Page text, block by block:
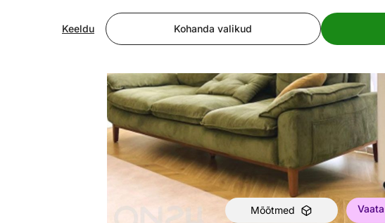
Kohanda valikud
Keeldu
Mõõtmed